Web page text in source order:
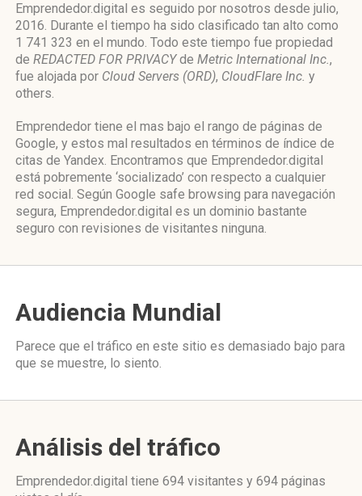
Emprendedor.digital es seguido por nosotros desde julio,
2016. Durante el tiempo ha sido clasificado tan alto como
1 741 323 en el mundo. Todo este tiempo fue propiedad
de REDACTED FOR PRIVACYde Metric International Inc.,
fue alojada por Cloud Servers (ORD), CloudFlare Inc. y
others.
Emprendedor tiene el mas bajo el rango de páginas de
Google, y estos mal resultados en términos de índice de
citas de Yandex. Encontramos que Emprendedor.digital
está pobremente ‘socializado’ con respecto a cualquier
red social. Según Google safe browsing para navegación
segura, Emprendedor.digital es un dominio bastante
seguro con revisiones de visitantes ninguna.
Audiencia Mundial
Parece que el tráfico en este sitio es demasiado bajo para
que se muestre, lo siento.
Análisis del tráfico
Emprendedor.digital tiene 694 visitantes y 694 páginas